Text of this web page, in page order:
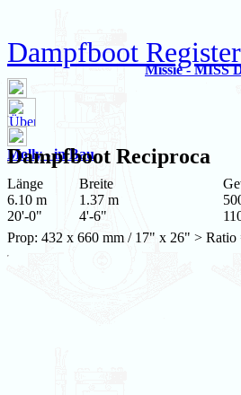
Dampfboot
Missie - MISS
Molly - in Bau
Dampfboot Reciproca
Länge
6.10 m
20'-0"
Breite
1.37 m
4'-6"
Prop: 432 x 660 mm / 17" x 26" > Ratio